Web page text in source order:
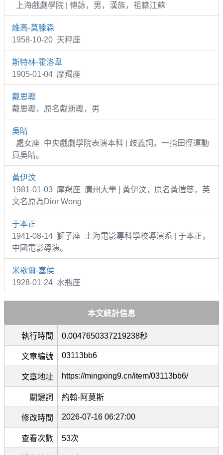
上海戲劇學院 | 傅詠，男，漢族，祖籍江蘇
維高-莫滕森
1958-10-20 天秤座
斯特林-霍洛韋
1905-01-04 摩羯座
戴思聰
戴思聰，原名戴斯聰，男
吳晴
處女座 中央戲劇學院表演本科 | 歧義詞。一指田徑運動
員吳晴。
黃伊汶
1981-01-03 摩羯座 廣州大學 | 黃伊汶，原名黃愷慈，英
文名原為Dior Wong
于本正
1941-08-14 獅子座 上海電影專科學校導演系 | 于本正，
中國電影導演。
米歇爾-塞侯
1928-01-24 水瓶座
本文統計信息
執行時間 0.0047650337219238秒
文章編號 03113bb6
文章地址 https://mingxing9.cn/item/03113bb6/
關鍵詞 約翰-阿莫斯
修改時間 2026-07-16 06:27:00
查看次數 53次